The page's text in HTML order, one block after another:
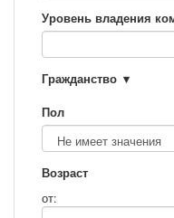
Уровень владения
Гражданство
Пол
Возраст
от: